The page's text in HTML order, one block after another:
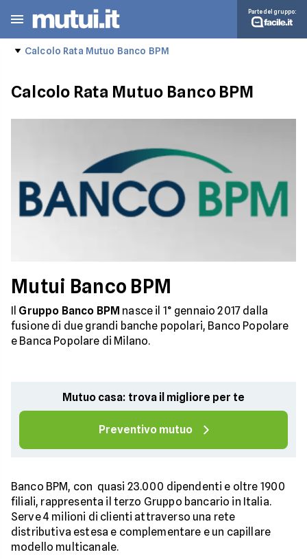
Parte del gruppo:
Calcolo Rata Mutuo Banco BPM
Calcolo Rata Mutuo Banco BPM
Mutui Banco BPM
Il Gruppo Banco BPM nasce il 1° gennaio 2017 dalla
fusione di due grandi banche popolari, Banco Popolare
e Banca Popolare di Milano.
Mutuo casa: trova il migliore per te
Preventivo mutuo
Banco BPM, con quasi 23.000 dipendenti e oltre 1900
filiali, rappresenta il terzo Gruppo bancario in Italia.
Serve 4 milioni di clienti attraverso una rete
distributiva estesa e complementare e un capillare
modello multicanale.